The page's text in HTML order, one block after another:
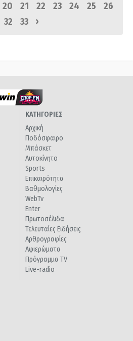
20 21 22 23 24 25
26
32 33 ›
ΚΑΤΗΓΟΡΙΕΣ
Αρχική
Ποδόσφαιρο
Μπάσκετ
Αυτοκίνητο
Sports
Επικαιρότητα
Βαθμολογίες
WebTv
Enter
Πρωτοσέλιδα
Τελευταίες Ειδήσεις
Αρθρογραφίες
Αφιερώματα
Πρόγραμμα TV
Live-radio